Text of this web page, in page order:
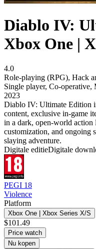
Diablo IV:
Xbox One |
4.0
Role-playing (RPG), Hack
Single player, Co-operative,
2023
Diablo IV: Ultimate Edition
content, exclusive in-game
in a dark, open-world action
customization, and ongoing
slaying adventure.
Digitale editieDigitale
PEGI 18
Violence
Platform
Xbox One | Xbox Series X/S
$101.49
Price watch
Nu kopen